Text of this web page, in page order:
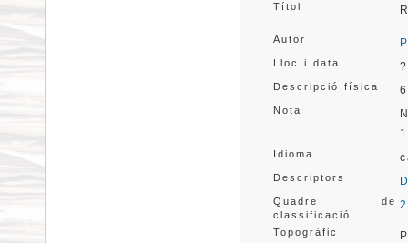
Títol
Autor
Lloc i data
Descripció física
Nota
Idioma
Descriptors
Quadre de
classificació
Topogràfic